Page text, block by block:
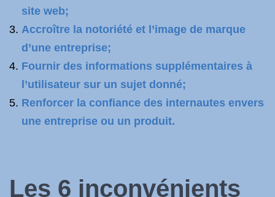
site web;
Accroître la notoriété et l’image de marque
d’une entreprise;
Fournir des informations supplémentaires à
l’utilisateur sur un sujet donné;
Renforcer la confiance des internautes envers
une entreprise ou un produit.
Les 6 inconvénients